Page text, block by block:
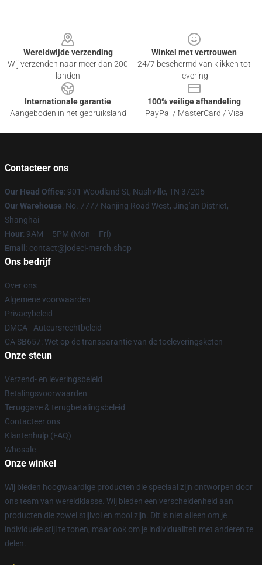
Wereldwijde verzending
Wij verzenden naar meer dan 200
landen
Winkel met vertrouwen
24/7 beschermd van klikken tot
levering
Internationale garantie
Aangeboden in het gebruiksland
100% veilige afhandeling
PayPal / MasterCard / Visa
Contacteer ons
Our Head Office: 901 Woodland St, Nashville, TN 37206
Our Warehouse: No. 7777 Nanjing Road West, Jing'an District,
Shanghai
Hour: 9AM – 5PM (Mon – Fri)
Email : contact@jodeci-merch.shop
Ons bedrijf
Over ons
Algemene voorwaarden
Privacybeleid
DMCA - Auteursrechtbeleid
CA SB657: Wet op de transparantie van de toeleveringsketen
Onze steun
Verzend- en leveringsbeleid
Betalingsvoorwaarden
Teruggave & terugbetalingsbeleid
Contacteer ons
Klantenhulp (FAQ)
Whosale
Onze winkel
Wij bieden hoogwaardige producten die speciaal zijn ontworpen door
ons team van wereldklasse. Wij bieden een verscheidenheid aan
producten die zowel stijlvol en mooi zijn. Dit is niet alleen om je
individuele stijl te tonen, maar ook om je individualiteit met anderen te
delen.